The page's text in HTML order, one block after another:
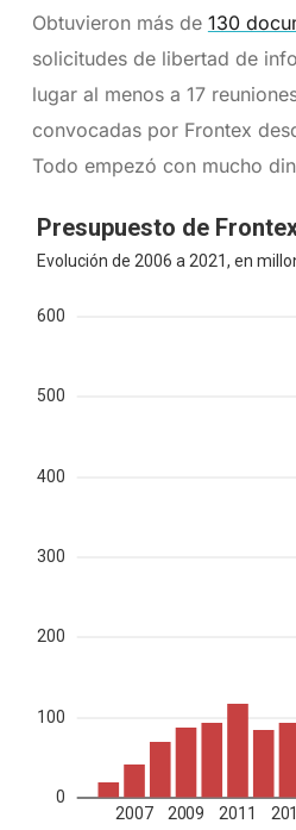
Obtuvieron más de 130
solicitudes de libertad de
lugar al menos a 17
convocadas por Frontex
Todo empezó con mucho